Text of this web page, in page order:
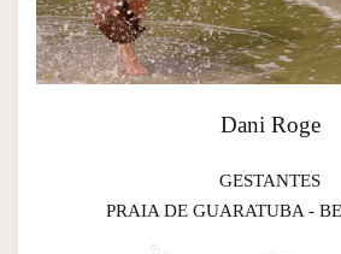
Dani Roge
GESTANTES
PRAIA DE GUARATUBA -